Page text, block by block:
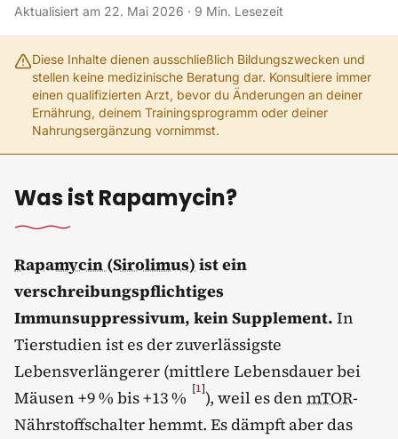
Aktualisiert am 22. Mai 2026 · 9 Min. Lesezeit
Diese Inhalte dienen ausschließlich Bildungszwecken und
stellen keine medizinische Beratung dar. Konsultiere immer
einen qualifizierten Arzt, bevor du Änderungen an deiner
Ernährung, deinem Trainingsprogramm oder deiner
Nahrungsergänzung vornimmst.
Was ist Rapamycin?
Rapamycin (Sirolimus)ist ein
verschreibungspflichtiges
Immunsuppressivum, kein Supplement. In
Tierstudien ist es der zuverlässigste
Lebensverlängerer (mittlere Lebensdauer bei
Mäusen +9 % bis +13 % [1]), weil es den mTOR-
Nährstoffschalter hemmt. Es dämpft aber das